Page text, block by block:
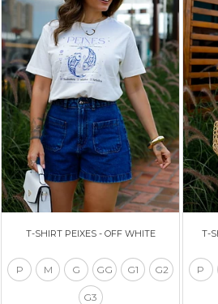
T-SHIRT PEIXES - OFF WHITE
P M G GG G1 G2
G3
T-
P